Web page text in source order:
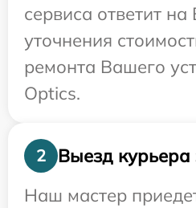
сервиса ответит
уточнения
ремонта Вашего
Optics.
2
Выезд курьера
Наш мастер